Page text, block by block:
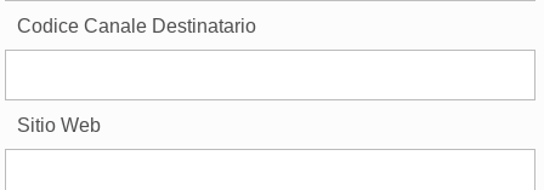
Codice Canale Destinatario
Sitio Web